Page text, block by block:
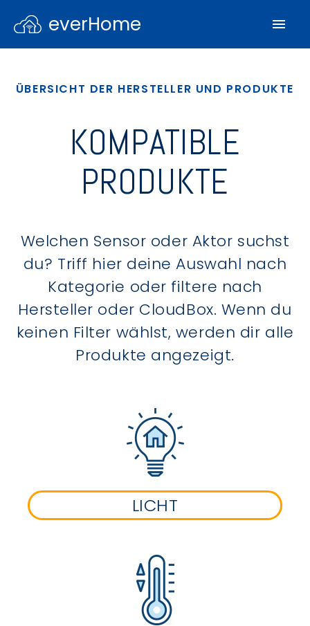
everHome
ÜBERSICHT DER HERSTELLER UND PRODUKTE
KOMPATIBLE
PRODUKTE
Welchen Sensor oder Aktor suchst
du? Triff hier deine Auswahl nach
Kategorie oder filtere nach
Hersteller oder CloudBox. Wenn du
keinen Filter wählst, werden dir alle
Produkte angezeigt.
LICHT